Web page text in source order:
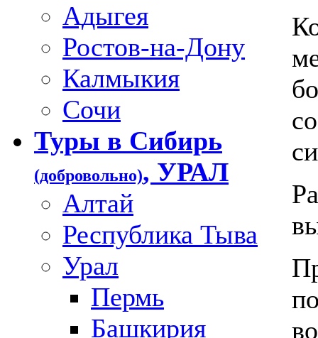
Адыгея
Ростов-на-Дону
Калмыкия
Сочи
Туры в Сибирь
(добровольно), УРАЛ
Алтай
Республика Тыва
Урал
Пермь
Башкирия